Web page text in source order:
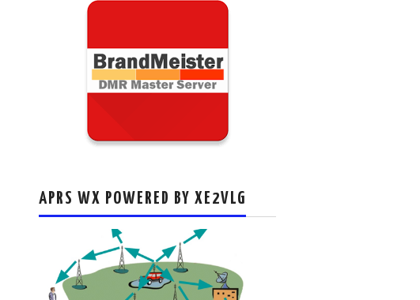
APRS WX POWERED BY XE2VLG